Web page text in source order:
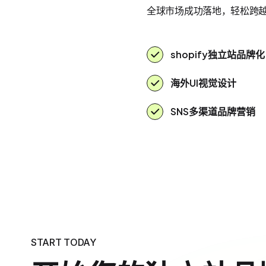
全球市场成功落地，轻松跨
shopify独立站品牌化
海外UI视觉设计
SNS多渠道品牌营销
START TODAY